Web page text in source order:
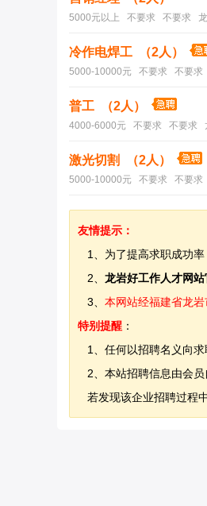
5000元以上 不要求 不要求 龙
冷作电焊工 （2人）
5000-10000元 不要求 不要求
普工 （2人）
4000-6000元 不要求 不要求
激光切割 （2人）
5000-10000元 不要求 不要求
友情提示：
1、为了提高求职成功率
2、 龙岩好工作人才网站
3、 本网站经福建省龙
特别提醒 ：
1、任何以招聘名义向求
2、本站招聘信息由会员
若发现该企业招聘过程